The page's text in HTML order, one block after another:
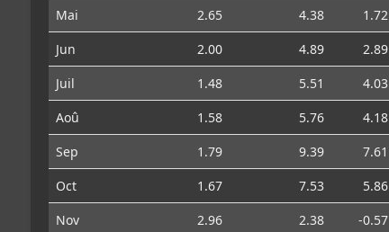
Mai
2.65 4.38
1.72
Jun
2.00 4.89
2.89
Juil
1.48 5.51
4.03
Aoû
1.58 5.76
4.18
Sep
1.79 9.39
7.61
Oct
1.67 7.53
5.86
Nov
2.96 2.38 -0.57